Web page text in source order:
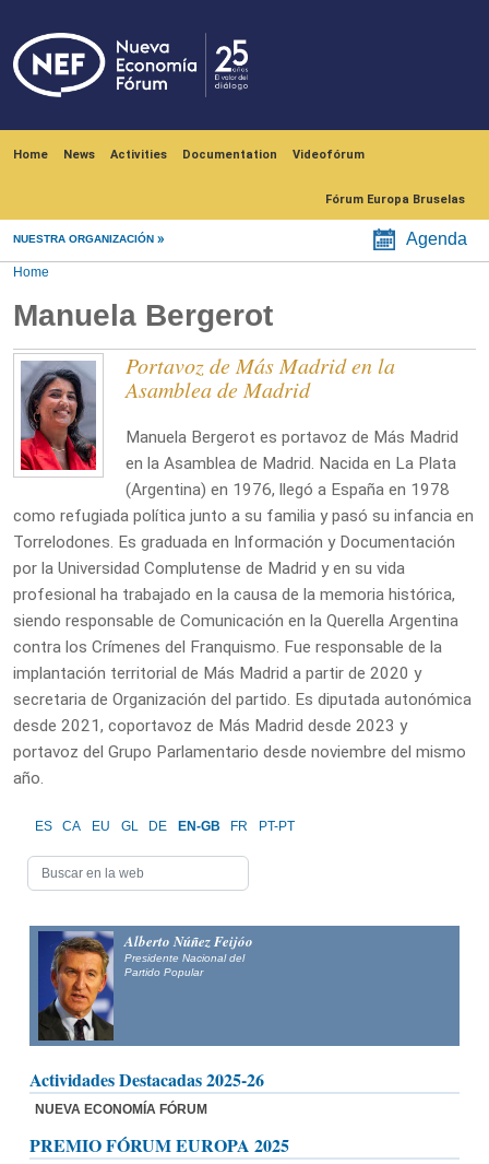
Home News Activities Documentation Videofórum
Fórum Europa Bruselas
NUESTRA ORGANIZACIÓN Agenda
Home
Manuela Bergerot
Portavoz de Más Madrid en la
Asamblea de Madrid
Manuela Bergerot es portavoz de Más Madrid
en la Asamblea de Madrid. Nacida en La Plata
(Argentina) en 1976, llegó a España en 1978
como refugiada política junto a su familia y pasó su infancia en
Torrelodones. Es graduada en Información y Documentación
por la Universidad Complutense de Madrid y en su vida
profesional ha trabajado en la causa de la memoria histórica,
siendo responsable de Comunicación en la Querella Argentina
contra los Crímenes del Franquismo. Fue responsable de la
implantación territorial de Más Madrid a partir de 2020 y
secretaria de Organización del partido. Es diputada autonómica
desde 2021, coportavoz de Más Madrid desde 2023 y
portavoz del Grupo Parlamentario desde noviembre del mismo
año.
ES CA EU GL DE EN-GB FR PT-PT
Alberto Núñez Feijóo
Presidente Nacional del
Partido Popular
Actividades Destacadas 2025-26
NUEVA ECONOMÍA FÓRUM
PREMIO FÓRUM EUROPA 2025